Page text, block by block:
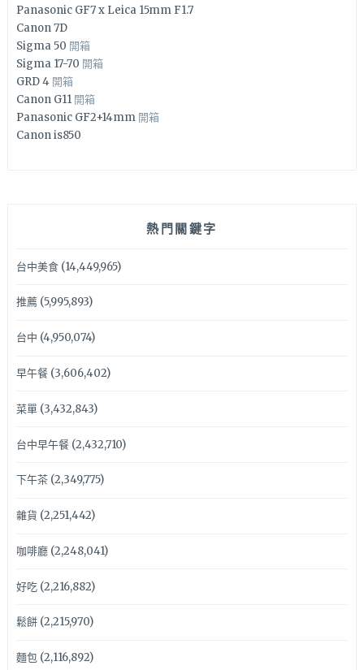
Panasonic GF7 x Leica 15mm F1.7
Canon 7D
Sigma 50 開箱
Sigma 17-70 開箱
GRD 4 開箱
Canon G11 開箱
Panasonic GF2+14mm 開箱
Canon is850
熱門關鍵字
台中美食(14,449,965)
推薦(5,995,893)
台中 (4,950,074)
早午餐(3,606,402)
菜單(3,432,843)
台中早午餐(2,432,710)
下午茶(2,349,775)
雜貨 (2,251,442)
咖啡廳(2,248,041)
好吃(2,216,882)
鬆餅(2,215,970)
麵包(2,116,892)